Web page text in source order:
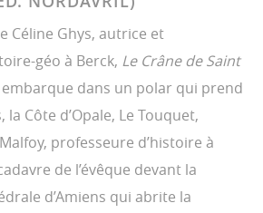
Céline Ghys, autrice et
géo à Berck, Le Crâne de Saint
dans un polar qui prend
Côte d’Opale, Le Touquet,
professeure d’histoire à
de l’évêque devant la
d’Amiens qui abrite la